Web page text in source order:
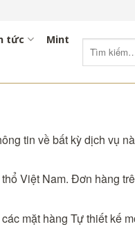
tức
Mint
kiếm:
tin về bất kỳ dịch vụ
Việt Nam. Đơn hàng
mặt hàng Tự thiết kế